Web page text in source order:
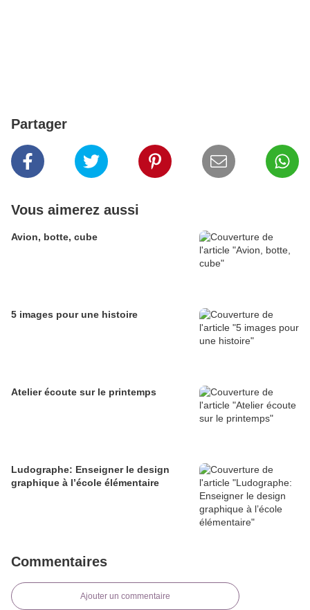
Partager
Vous aimerez aussi
Avion, botte, cube
5 images pour une histoire
Atelier écoute sur le printemps
Ludographe: Enseigner le design
graphique à l’école élémentaire
Commentaires
Ajouter un commentaire